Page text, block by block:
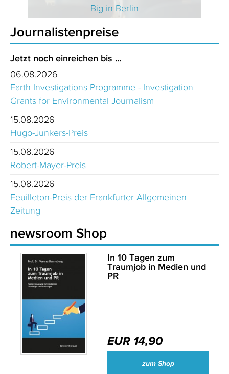
Big in Berlin
Journalistenpreise
Jetzt noch einreichen bis ...
06.08.2026
Earth Investigations Programme - Investigation
Grants for Environmental Journalism
15.08.2026
Hugo-Junkers-Preis
15.08.2026
Robert-Mayer-Preis
15.08.2026
Feuilleton-Preis der Frankfurter Allgemeinen
Zeitung
newsroom Shop
In 10 Tagen zum
Traumjob in Medien und
PR
EUR 14,90
zum Shop